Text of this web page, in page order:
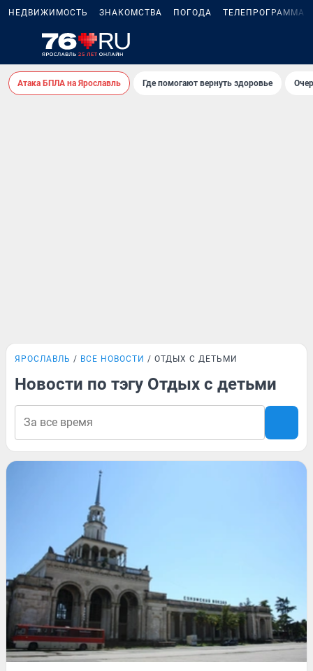
НЕДВИЖИМОСТЬ ЗНАКОМСТВА ПОГОДА ТЕЛЕПРОГРАММА
Атака БПЛА на Ярославль Где помогают вернуть здоровье
ЯРОСЛАВЛЬ ВСЕ НОВОСТИ ОТДЫХ С ДЕТЬМИ
Новости по тэгу Отдых с детьми